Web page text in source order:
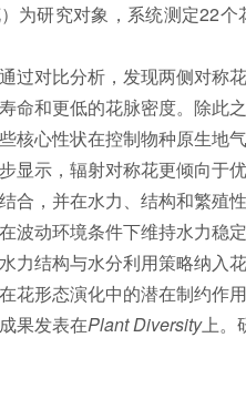
为研究对象，系统测定22
对比分析，发现两侧对称花
命和更低的花脉密度。除此
核心性状在控制物种原生地
示，辐射对称花更倾向于优
合，并在水力、结构和繁殖
波动环境条件下维持水力稳定
结构与水分利用策略纳入花
花形态演化中的潜在制约作用
发表在Plant Diversity上。